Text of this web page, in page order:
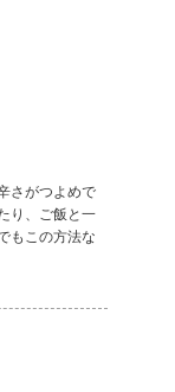
さがつよめで
り、ご飯と一
もこの方法な